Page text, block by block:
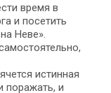
время в
и посетить
Неве».
истинная
поражать, и